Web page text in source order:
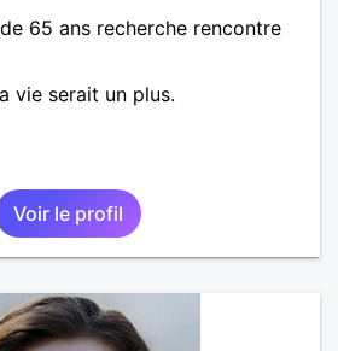
65 ans recherche rencontre
vie serait un plus.
Voir le profil